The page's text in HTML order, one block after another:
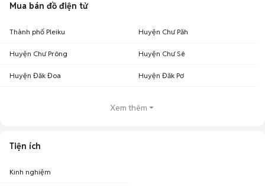
Mua bán đồ điện tử
Thành phố Pleiku Huyện Chư Păh
Huyện Chư Prông Huyện Chư Sê
Huyện Đăk Đoa Huyện Đăk Pơ
Xem thêm
Tiện ích
Kinh nghiệm